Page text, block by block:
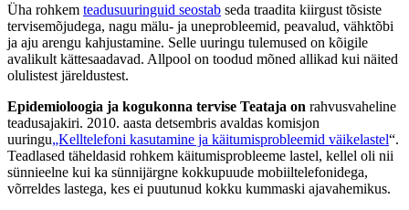
Üha rohkem teadusuuringuid seostab seda traadita kiirgust tõsiste
tervisemõjudega, nagu mälu- ja uneprobleemid, peavalud, vähktõbi
ja aju arengu kahjustamine. Selle uuringu tulemused on kõigile
avalikult kättesaadavad. Allpool on toodud mõned allikad kui näited
olulistest järeldustest.
Epidemioloogia ja kogukonna tervise Teataja on rahvusvaheline
teadusajakiri. 2010. aasta detsembris avaldas komisjon
uuringu„Kelltelefoni kasutamine ja käitumisprobleemid väikelastel“.
Teadlased täheldasid rohkem käitumisprobleeme lastel, kellel oli nii
sünnieelne kui ka sünnijärgne kokkupuude mobiiltelefonidega,
võrreldes lastega, kes ei puutunud kokku kummaski ajavahemikus.